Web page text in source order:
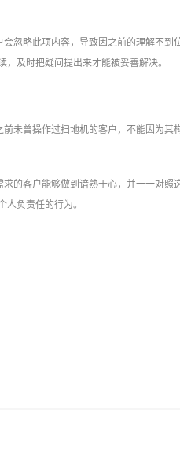
忽略此项内容，导致因之前的理解不到
及时把疑问提出来才能被妥善解决。
未曾操作过扫地机的客户，不能因为其
的客户能够做到谙熟于心，并一一对照
负责任的行为。